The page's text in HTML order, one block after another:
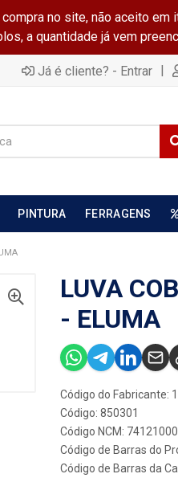
no site, não aceito
a quantidade já vem
Já é cliente? - Entrar |
PINTURA FERRAGENS
LUVA
- ELUMA
Código do Fabricante:
Código: 850301
Código NCM: 74121000
Código de Barras do
Código de Barras da